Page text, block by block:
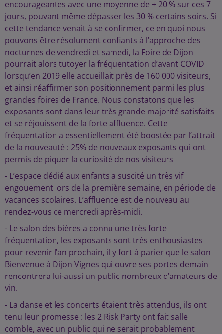
encourageantes avec une moyenne de + 20 % sur ces 7
jours, pouvant même dépasser les 30 % certains soirs. Si
cette tendance venait à se confirmer, ce en quoi nous
pouvons être résolument confiants à l’approche des
nocturnes de vendredi et samedi, la Foire de Dijon
pourrait alors tutoyer la fréquentation d’avant COVID
lorsqu’en 2019 elle accueillait près de 160 000 visiteurs,
et ainsi réaffirmer son positionnement parmi les plus
grandes foires de France. Nous constatons que les
exposants sont dans leur très grande majorité satisfaits
et se réjouissent de la forte affluence. Cette
fréquentation a essentiellement été boostée par l’attrait
de la nouveauté : 25% de nouveaux exposants qui ont
permis de piquer la curiosité de nos visiteurs
- L’espace dédié aux enfants a suscité un très vif
engouement lors de la première semaine, en période de
vacances scolaires. L’affluence est de nouveau au
rendez-vous ce mercredi après-midi.
- Le salon des bières a connu une très forte
fréquentation, les exposants sont très enthousiastes
pour revenir l’an prochain, il y fort à parier que le salon
Bienvenue à Dijon Vignes qui ouvre ses portes demain
rencontrera lui-aussi un public nombreux d’amateurs de
vin.
- La danse et les concerts étaient très attendus, ils ont
tenu leur promesse : les 2 Risk Party ont fait salle
comble, avec un public qui ne serait probablement